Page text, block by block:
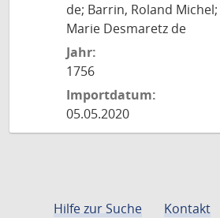
de; Barrin, Roland
Marie Desmaretz de
Jahr:
1756
Importdatum:
05.05.2020
Hilfe zur Suche Kontakt